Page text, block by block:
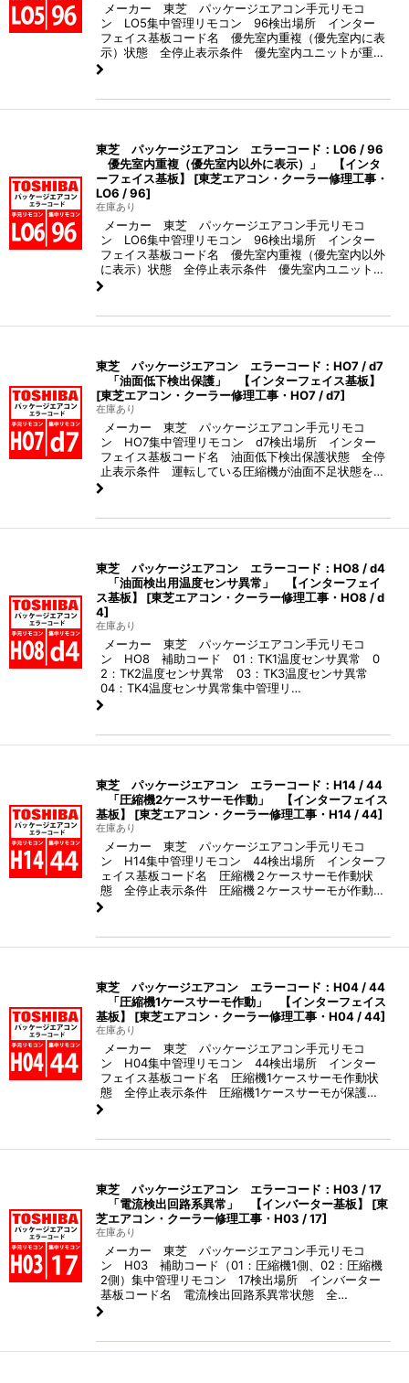
メーカー 東芝 パッケージエアコン手元リモコ
ン LO5集中管理リモコン 96検出場所 インター
フェイス基板コード名 優先室内重複（優先室内に表
示）状態 全停止表示条件 優先室内ユニットが重…
東芝 パッケージエアコン エラーコード：LO6 / 96
優先室内重複（優先室内以外に表示）」 【インタ
ーフェイス基板】
[東芝エアコン・クーラー修理工事・
LO6 / 96]
在庫あり
メーカー 東芝 パッケージエアコン手元リモコ
ン LO6集中管理リモコン 96検出場所 インター
フェイス基板コード名 優先室内重複（優先室内以外
に表示）状態 全停止表示条件 優先室内ユニット…
東芝 パッケージエアコン エラーコード：HO7 / d7
「油面低下検出保護」 【インターフェイス基板】
[東芝エアコン・クーラー修理工事・HO7 / d7]
在庫あり
メーカー 東芝 パッケージエアコン手元リモコ
ン HO7集中管理リモコン d7検出場所 インター
フェイス基板コード名 油面低下検出保護状態 全停
止表示条件 運転している圧縮機が油面不足状態を…
東芝 パッケージエアコン エラーコード：HO8 / d4
「油面検出用温度センサ異常」 【インターフェイ
ス基板】
[東芝エアコン・クーラー修理工事・HO8 / d
4]
在庫あり
メーカー 東芝 パッケージエアコン手元リモコ
ン HO8 補助コード 01：TK1温度センサ異常 0
2：TK2温度センサ異常 03：TK3温度センサ異常
04：TK4温度センサ異常集中管理リ…
東芝 パッケージエアコン エラーコード：H14 / 44
「圧縮機2ケースサーモ作動」 【インターフェイス
基板】
[東芝エアコン・クーラー修理工事・H14 / 44]
在庫あり
メーカー 東芝 パッケージエアコン手元リモコ
ン H14集中管理リモコン 44検出場所 インターフ
ェイス基板コード名 圧縮機２ケースサーモ作動状
態 全停止表示条件 圧縮機２ケースサーモが作動…
東芝 パッケージエアコン エラーコード：H04 / 44
「圧縮機1ケースサーモ作動」 【インターフェイス
基板】
[東芝エアコン・クーラー修理工事・H04 / 44]
在庫あり
メーカー 東芝 パッケージエアコン手元リモコ
ン H04集中管理リモコン 44検出場所 インター
フェイス基板コード名 圧縮機1ケースサーモ作動状
態 全停止表示条件 圧縮機1ケースサーモが保護…
東芝 パッケージエアコン エラーコード：H03 / 17
「電流検出回路系異常」 【インバーター基板】
[東
芝エアコン・クーラー修理工事・H03 / 17]
在庫あり
メーカー 東芝 パッケージエアコン手元リモコ
ン H03 補助コード（01：圧縮機1側、02：圧縮機
2側）集中管理リモコン 17検出場所 インバーター
基板コード名 電流検出回路系異常状態 全…